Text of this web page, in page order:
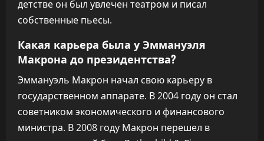
детстве он был увлечен театром и писал
собственные пьесы.
Какая карьера была у Эммануэля
Макрона до президентства?
Эммануэль Макрон начал свою карьеру в
государственном аппарате. В 2004 году он стал
советником экономического и финансового
министра. В 2008 году Макрон перешел в